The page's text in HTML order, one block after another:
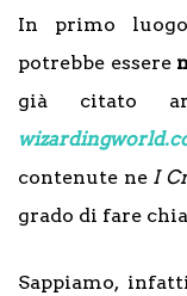
In primo
potrebbe essere
già citato
contenute ne I
grado di fare
Sappiamo,